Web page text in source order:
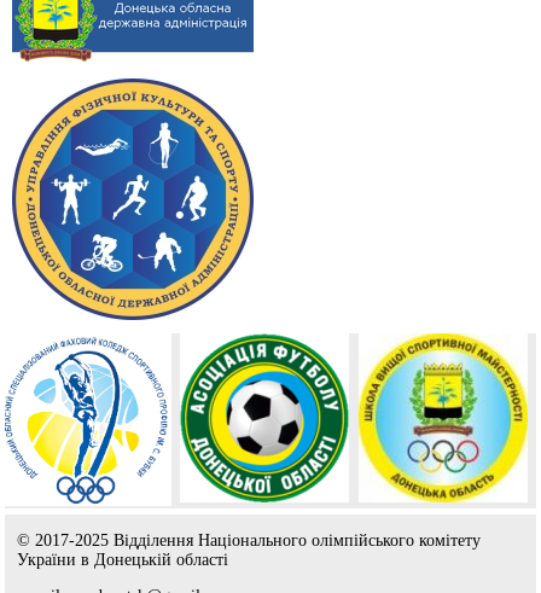
© 2017-2025 Відділення Національного олімпійського комітету
України в Донецькій області